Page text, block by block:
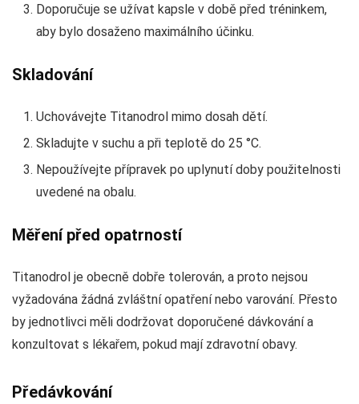
Doporučuje se užívat kapsle v době před tréninkem,
aby bylo dosaženo maximálního účinku.
Skladování
Uchovávejte Titanodrol mimo dosah dětí.
Skladujte v suchu a při teplotě do 25 °C.
Nepoužívejte přípravek po uplynutí doby použitelnosti
uvedené na obalu.
Měření před opatrností
Titanodrol je obecně dobře tolerován, a proto nejsou
vyžadována žádná zvláštní opatření nebo varování. Přesto
by jednotlivci měli dodržovat doporučené dávkování a
konzultovat s lékařem, pokud mají zdravotní obavy.
Předávkování